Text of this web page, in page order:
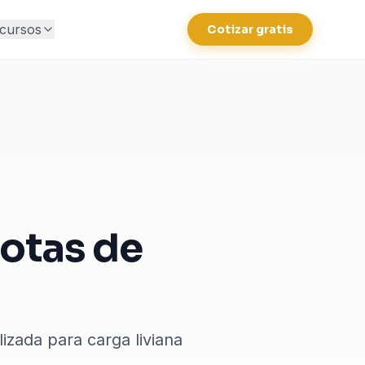
Cotizar gratis
de
para carga liviana